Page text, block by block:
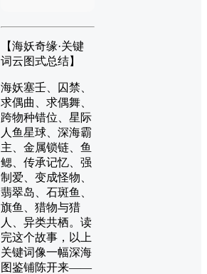
【海妖奇缘·关键
词云图式总结】
海妖塞壬、囚禁、
求偶曲、求偶舞、
跨物种错位、星际
人鱼星球、深海霸
主、金属锁链、鱼
鳃、传承记忆、强
制爱、变成怪物、
翡翠岛、石斑鱼、
旗鱼、猎物与猎
人、异类共栖。读
完这个故事，以上
关键词像一幅深海
图鉴铺陈开来——